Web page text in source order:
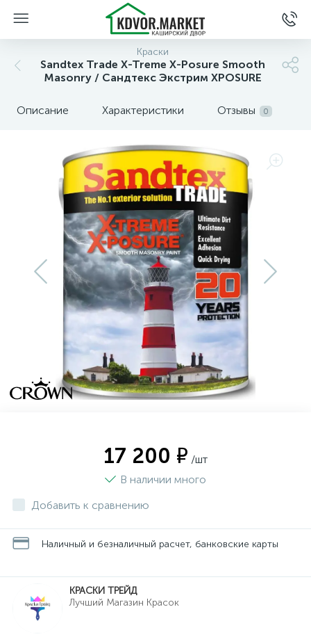
Краски
Sandtex Trade X-Treme X-Posure Smooth
Masonry / Сандтекс Экстрим ХPOSURE
Описание Характеристики Отзывы 0
17 200 ₽ /шт
В наличии много
Добавить к сравнению
Наличный и безналичный расчет, банковские карты
КРАСКИ ТРЕЙД
Лучший Магазин Красок